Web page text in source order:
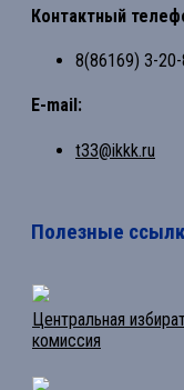
Контактный
8(86169) 3-
E-mail:
t33@ikkk.ru
Полезные
Центральная
комиссия